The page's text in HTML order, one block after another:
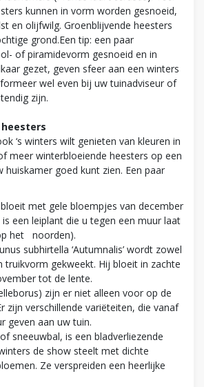
kunnen in vorm worden gesnoeid,
en olijfwilg. Groenblijvende heesters
grond.Een tip: een paar
of piramidevorm gesnoeid en in
gezet, geven sfeer aan een winters
wel even bij uw tuinadviseur of
zijn.
‘s winters wilt genieten van kleuren in
meer winterbloeiende heesters op een
huiskamer goed kunt zien. Een paar
met gele bloempjes van december
een leiplant die u tegen een muur laat
het noorden).
subhirtella ‘Autumnalis’ wordt zowel
truikvorm gekweekt. Hij bloeit in zachte
tot de lente.
zijn er niet alleen voor op de
zijn verschillende variëteiten, die vanaf
geven aan uw tuin.
sneeuwbal, is een bladverliezende
de show steelt met dichte
Ze verspreiden een heerlijke